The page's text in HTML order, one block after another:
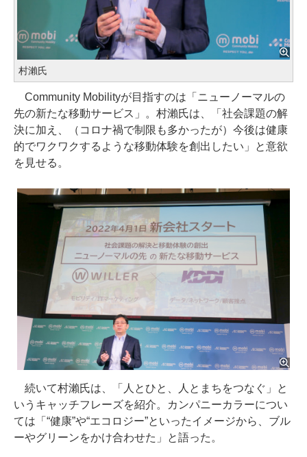
村瀨氏
Community Mobilityが目指すのは「ニューノーマルの
先の新たな移動サービス」。村瀨氏は、「社会課題の解
決に加え、（コロナ禍で制限も多かったが）今後は健康
的でワクワクするような移動体験を創出したい」と意欲
を見せる。
続いて村瀨氏は、「人とひと、人とまちをつなぐ」と
いうキャッチフレーズを紹介。カンパニーカラーについ
ては「“健康”や“エコロジー”といったイメージから、ブル
ーやグリーンをかけ合わせた」と語った。